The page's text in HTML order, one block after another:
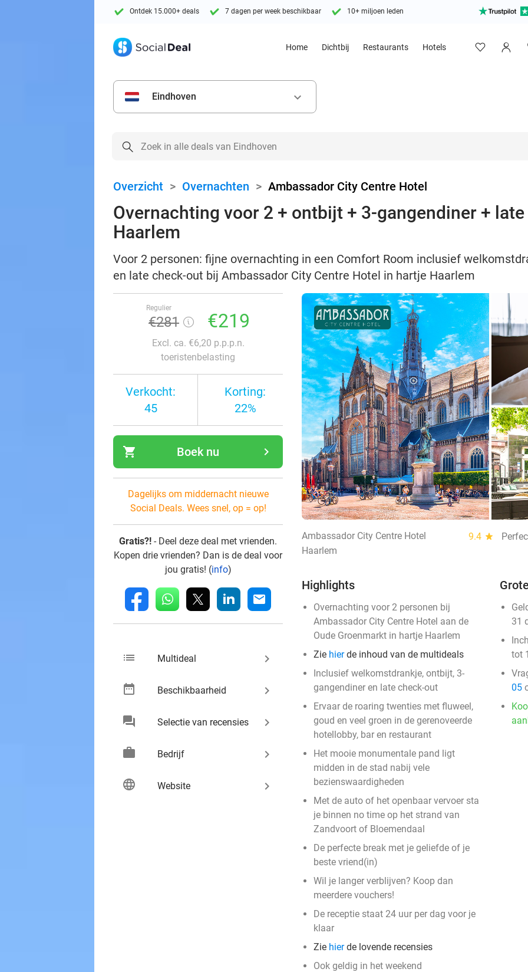
Ontdek 15.000+ deals 7 dagen per week beschikbaar 10+ miljoen leden
Home Dichtbij Restaurants Hotels
Eindhoven keyboard_arrow_down
Overzicht > Overnachten > Ambassador City Centre Hotel
Overnachting voor 2 + ontbijt + 3-gangendiner +
Haarlem
Voor 2 personen: fijne overnachting in een Comfort Room inclusief
en late check-out bij Ambassador City Centre Hotel in hartje Haarlem
Regulier
€281 €219
Excl. ca. €6,20 p.p.p.n.
toeristenbelasting
Verkocht:
45
Korting:
22%
shopping_cart navigate_next
Boek nu
Dagelijks om middernacht nieuwe
Social Deals. Wees snel, op = op!
Gratis?! - Deel deze deal met vrienden.
Kopen drie vrienden? Dan is de deal voor
jou gratis! (info)
fb whatsapp linkedin mail
list Multideal keyboard_arrow_right
date_range Beschikbaarheid keyboard_arrow_right
chat Selectie van recensies keyboard_arrow_right
work Bedrijf keyboard_arrow_right
language Website keyboard_arrow_right
Ambassador City Centre Hotel 9.4 star
Haarlem
Highlights
Overnachting voor 2 personen bij
Ambassador City Centre Hotel aan de
Oude Groenmarkt in hartje Haarlem
Zie hierde inhoud van de multideals
Inclusief welkomstdrankje, ontbijt, 3-
gangendiner en late check-out
Ervaar de roaring twenties met fluweel,
goud en veel groen in de gerenoveerde
hotellobby, bar en restaurant
Het mooie monumentale pand ligt
midden in de stad nabij vele
bezienswaardigheden
Met de auto of het openbaar vervoer sta
je binnen no time op het strand van
Zandvoort of Bloemendaal
De perfecte break met je geliefde of je
beste vriend(in)
Wil je langer verblijven? Koop dan
meerdere vouchers!
De receptie staat 24 uur per dag voor je
klaar
Zie hierde lovende recensies
Ook geldig in het weekend
31
tot
05